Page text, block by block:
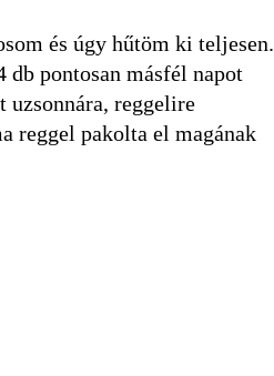
és úgy hűtöm ki teljesen.
pontosan másfél napot
reggelire
reggel pakolta el magának